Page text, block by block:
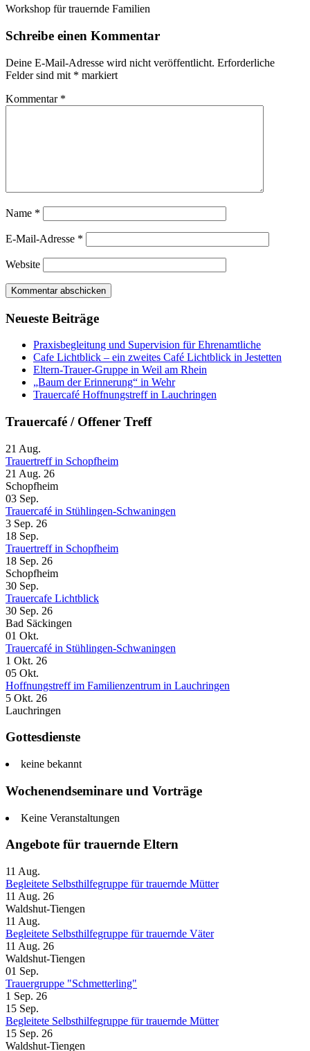
Workshop für trauernde Familien
Schreibe einen Kommentar
Deine E-Mail-Adresse wird nicht veröffentlicht. Erforderliche
Felder sind mit * markiert
Kommentar *
Name *
E-Mail-Adresse *
Website
Neueste Beiträge
Praxisbegleitung und Supervision für Ehrenamtliche
Cafe Lichtblick – ein zweites Café Lichtblick in Jestetten
Eltern-Trauer-Gruppe in Weil am Rhein
„Baum der Erinnerung“ in Wehr
Trauercafé Hoffnungstreff in Lauchringen
Trauercafé / Offener Treff
21 Aug.
Trauertreff in Schopfheim
21 Aug. 26
Schopfheim
03 Sep.
Trauercafé in Stühlingen-Schwaningen
3 Sep. 26
18 Sep.
Trauertreff in Schopfheim
18 Sep. 26
Schopfheim
30 Sep.
Trauercafe Lichtblick
30 Sep. 26
Bad Säckingen
01 Okt.
Trauercafé in Stühlingen-Schwaningen
1 Okt. 26
05 Okt.
Hoffnungstreff im Familienzentrum in Lauchringen
5 Okt. 26
Lauchringen
Gottesdienste
keine bekannt
Wochenendseminare und Vorträge
Keine Veranstaltungen
Angebote für trauernde Eltern
11 Aug.
Begleitete Selbsthilfegruppe für trauernde Mütter
11 Aug. 26
Waldshut-Tiengen
11 Aug.
Begleitete Selbsthilfegruppe für trauernde Väter
11 Aug. 26
Waldshut-Tiengen
01 Sep.
Trauergruppe "Schmetterling"
1 Sep. 26
15 Sep.
Begleitete Selbsthilfegruppe für trauernde Mütter
15 Sep. 26
Waldshut-Tiengen